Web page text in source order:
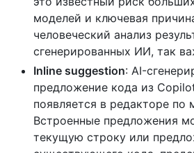
моделей и ключевая
человеческий анализ
сгенерированных ИИ, так
Inline suggestion: AI-
предложение кода из
появляется в редакторе по
Встроенные предложения
текущую строку или